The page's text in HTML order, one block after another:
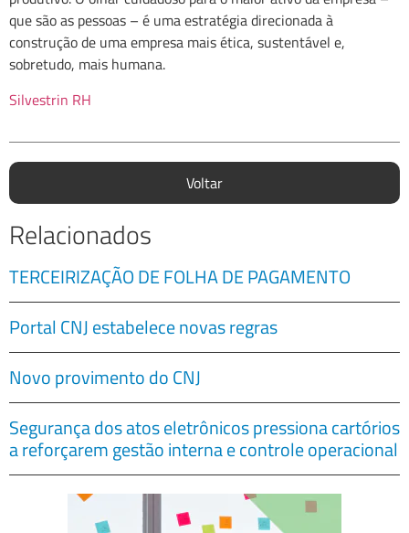
que são as pessoas – é uma estratégia direcionada à
construção de uma empresa mais ética, sustentável e,
sobretudo, mais humana.
Silvestrin RH
Voltar
Relacionados
TERCEIRIZAÇÃO DE FOLHA DE PAGAMENTO
Portal CNJ estabelece novas regras
Novo provimento do CNJ
Segurança dos atos eletrônicos pressiona cartórios
a reforçarem gestão interna e controle operacional